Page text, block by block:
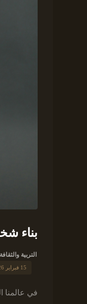
بناء
التربية والثقافة
15 فبراير 2026
في عالمنا